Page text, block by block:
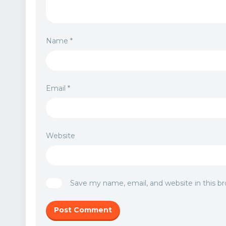
Name *
Email *
Website
Save my name, email, and website in this